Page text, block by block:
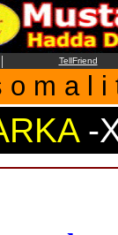
| TellFriend
o m a l i
-